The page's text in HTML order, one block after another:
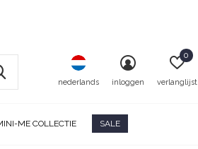
ME COLLECTIE SALE
nederlands inloggen verlanglijst
0